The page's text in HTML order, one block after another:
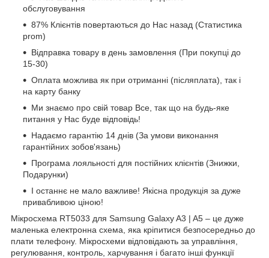
обслуговування
87% Клієнтів повертаються до Нас назад (Статистика
prom)
Відправка товару в день замовлення (При покупці до
15-30)
Оплата можлива як при отриманні (післяплата), так і
на карту банку
Ми знаємо про свій товар Все, так що на будь-яке
питання у Нас буде відповідь!
Надаємо гарантію 14 днів (За умови виконання
гарантійних зобов'язань)
Програма лояльності для постійних клієнтів (Знижки,
Подарунки)
І останнє не мало важливе! Якісна продукція за дуже
привабливою ціною!
Мікросхема RT5033 для Samsung Galaxy A3 | A5 – це дуже
маленька електронна схема, яка кріпитися безпосередньо до
плати телефону. Мікросхеми відповідають за управління,
регулювання, контроль, харчування і багато інші функції